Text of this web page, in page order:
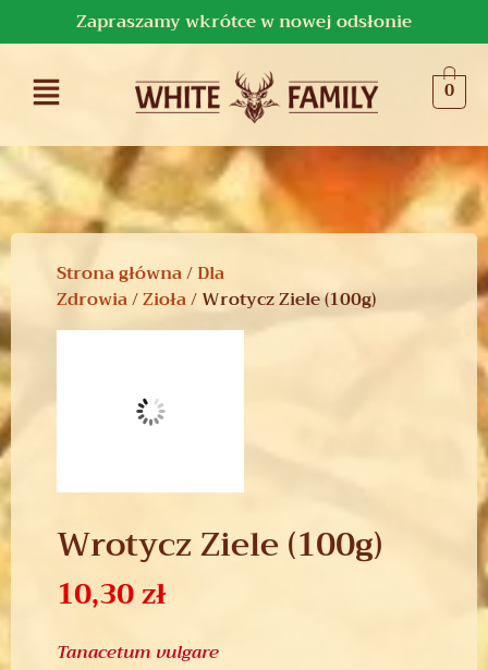
Zapraszamy wkrótce w nowej odsłonie
0
Strona główna/Dla
Zdrowia/Zioła/ Wrotycz Ziele (100g)
Wrotycz Ziele (100g)
10,30zł
Tanacetum vulgare